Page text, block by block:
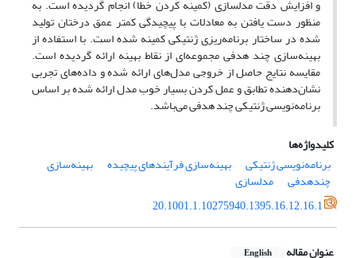
و افزایش دقت مدلسازی (کمینه کردن خطا) انجام گردیده است. به
منظور دست یافتن به معادلات با پیچیدگی کمتر عمق درختان تولید
شده در ساختار برنامه‌ریزی ژنتیکی کمینه شده است. با استفاده از
بهینه‌سازی چند هدفی مجموعه‌ای از نقاط بهینه ارائه گردیده است.
مقایسه نتایج حاصل از خروجی مدل‌های ارائه شده و داده‌های تجربی
نشان‌دهنده تطابق و عمل کردن بسیار خوب مدل ارائه شده بر اساس
برنامه‌نویسی ژنتیکی چند هدفی می‌باشد.
کلیدواژه‌ها
برنامه‌نویسی ژنتیکی
بهینه‌سازی فرآیندهای پیچیده بهینه‌سازی
چند‌هدفی
مدلسازی
20.1001.1.10275940.1395.16.12.16.1
عنوان مقاله English